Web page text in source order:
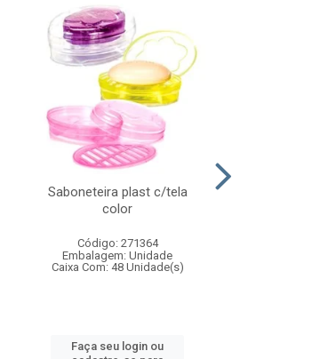
Saboneteira plast c/tela
color
Código: 271364
Embalagem: Unidade
Caixa Com: 48 Unidade(s)
Faça seu login ou